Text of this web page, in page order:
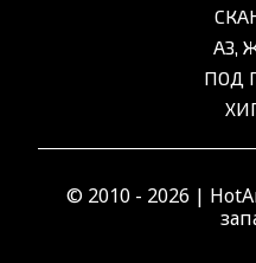
АЗ,
ПОД
© 2010 - 2026 |